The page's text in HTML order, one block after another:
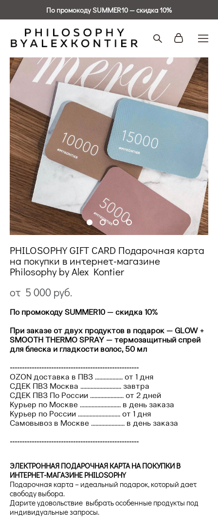
По промокоду SUMMER10 — скидка 10%
PHILOSOPHY GIFT CARD Подарочная карта
на покупки в интернет-магазине
Philosophy by Alex Kontier
от 5 000 pуб.
По промокоду SUMMER10 — скидка 10%
При заказе от двух продуктов в подарок — GLOW +
SMOOTH THERMO SPRAY — термозащитный спрей
для блеска и гладкости волос, 50 мл
-----------------------------------------------------
OZON доставка в ПВЗ ................... от 1 дня
СДЕК ПВЗ Москва ............................ завтра
СДЕК ПВЗ По России ....................... от 2 дней
Курьер по Москве ............................ в день заказа
Курьер по России ............................. от 1 дня
Самовывоз в Москве ....................... в день заказа
-----------------------------------------------------
ЭЛЕКТРОННАЯ ПОДАРОЧНАЯ КАРТА НА ПОКУПКИ В
ИНТЕРНЕТ-МАГАЗИНЕ PHILOSOPHY
Подарочная карта – идеальный подарок, который дает
свободу выбора.
Дарите удовольствие выбрать особенные продукты под
индивидуальные запросы.